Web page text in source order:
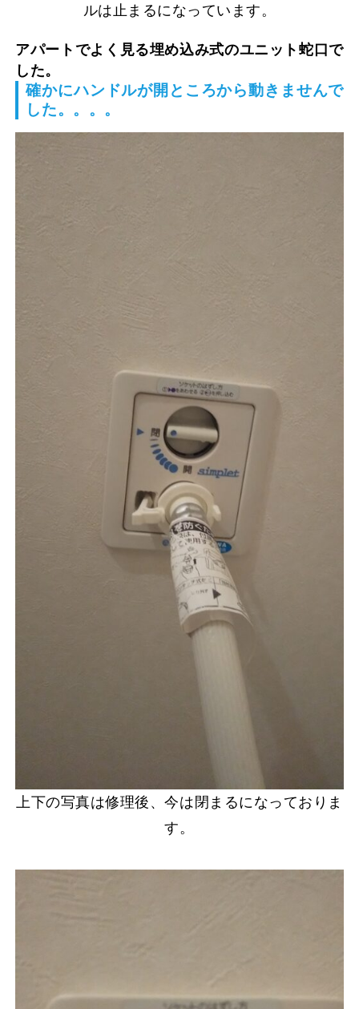
ルは止まるになっています。
アパートでよく見る埋め込み式のユニット蛇口で
した。
確かにハンドルが開ところから動きませんで
した。。。。
上下の写真は修理後、今は閉まるになっておりま
す。